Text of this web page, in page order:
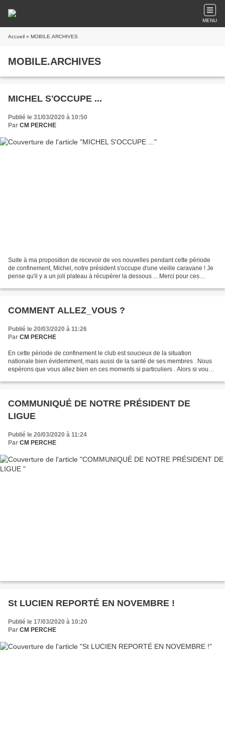
MENU
Accueil » MOBILE.ARCHIVES
MOBILE.ARCHIVES
MICHEL S'OCCUPE ...
Publié le 31/03/2020 à 10:50
Par CM PERCHE
Suite à ma proposition de recevoir de vos nouvelles pendant cette période
de confinement, Michel, notre président s'occupe d'une vieille caravane ! Je
pense qu'il y a un joli plateau à récupérer la dessous ... Merci pour ces
COMMENT ALLEZ_VOUS ?
Publié le 20/03/2020 à 11:26
Par CM PERCHE
En cette période de confinement le club est soucieux de la situation
nationale bien évidemment, mais aussi de la santé de ses membres . Nous
espérons que vous allez bien en ces moments si particuliers . Alors si vous
COMMUNIQUÉ DE NOTRE PRÉSIDENT DE
LIGUE
Publié le 20/03/2020 à 11:24
Par CM PERCHE
St LUCIEN REPORTÉ EN NOVEMBRE !
Publié le 17/03/2020 à 10:20
Par CM PERCHE